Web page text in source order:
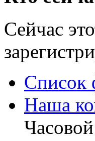
Сейчас
Список
Наша